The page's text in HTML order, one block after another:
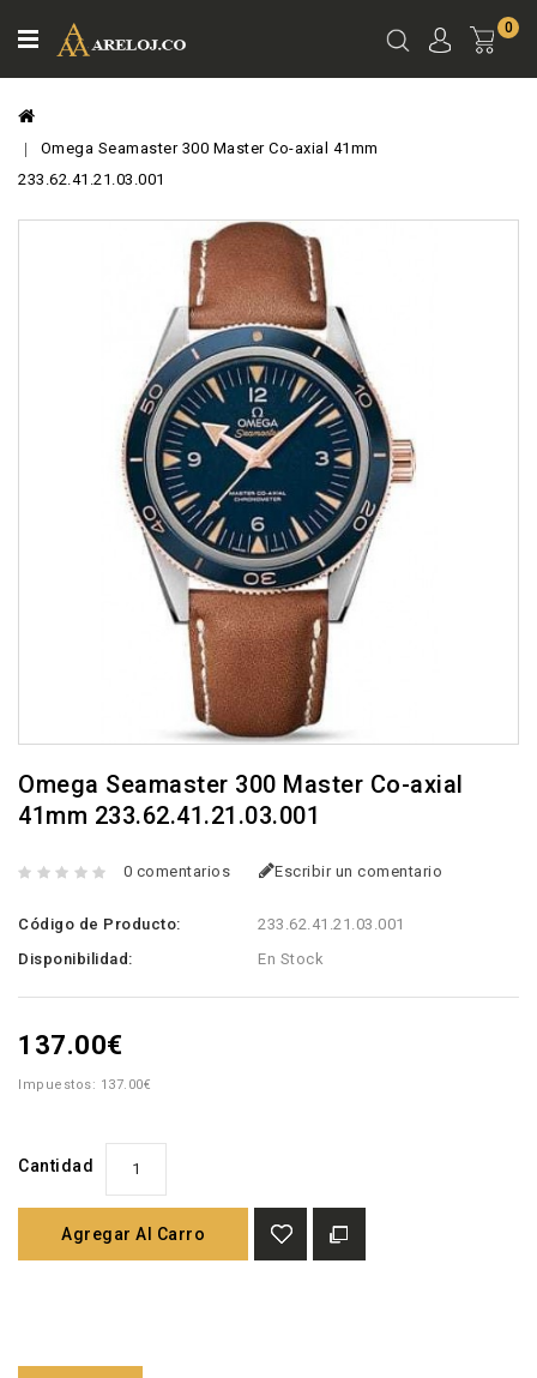
0
Omega Seamaster 300 Master Co-axial 41mm
233.62.41.21.03.001
Omega Seamaster 300 Master Co-axial
41mm 233.62.41.21.03.001
0 comentarios Escribir un comentario
Código de Producto:
233.62.41.21.03.001
Disponibilidad:
En Stock
137.00€
Impuestos: 137.00€
Cantidad
Agregar Al Carro